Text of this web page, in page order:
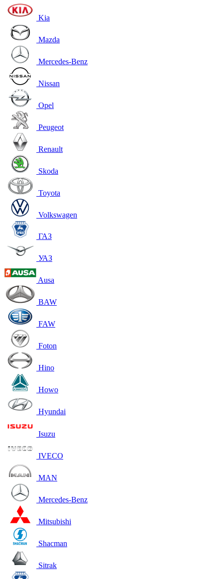
Kia
Mazda
Mercedes-Benz
Nissan
Opel
Peugeot
Renault
Skoda
Toyota
Volkswagen
ГАЗ
УАЗ
Ausa
BAW
FAW
Foton
Hino
Howo
Hyundai
Isuzu
IVECO
MAN
Mercedes-Benz
Mitsubishi
Shacman
Sitrak